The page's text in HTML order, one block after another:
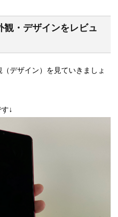
・デザインをレビュ
デザイン）を見ていきましょ
↓